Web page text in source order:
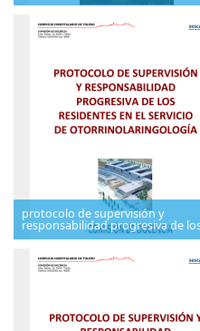
protocolo de supervisión y
responsabilidad progresiva de